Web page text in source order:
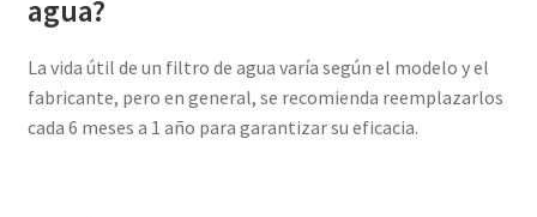
agua?
La vida útil de un filtro de agua varía según el modelo y el
fabricante, pero en general, se recomienda reemplazarlos
cada 6 meses a 1 año para garantizar su eficacia.